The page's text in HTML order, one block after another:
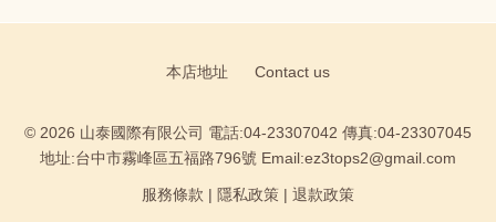
本店地址 Contact us
© 2026 山泰國際有限公司 電話:04-23307042 傳真:04-23307045
地址:台中市霧峰區五福路796號 Email:ez3tops2@gmail.com
服務條款 隱私政策 退款政策